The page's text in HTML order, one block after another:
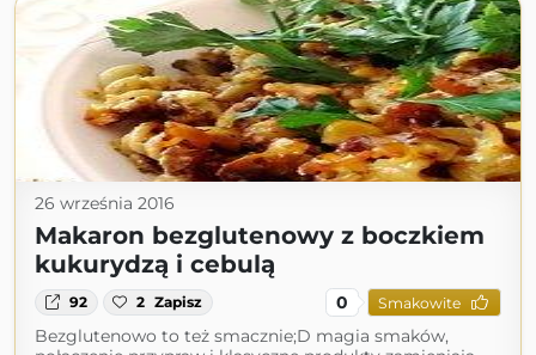
26 września 2016
Makaron bezglutenowy z boczkiem
kukurydzą i cebulą
92 2 Zapisz 0 Smakowite
Bezglutenowo to też smacznie;D magia smaków,